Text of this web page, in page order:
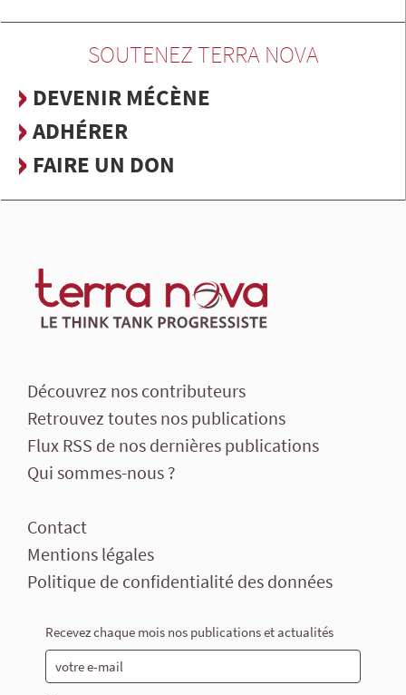
SOUTENEZ TERRA NOVA
DEVENIR MÉCÈNE
ADHÉRER
FAIRE UN DON
Découvrez nos contributeurs
Retrouvez toutes nos publications
Flux RSS de nos dernières publications
Qui sommes-nous ?
Contact
Mentions légales
Politique de confidentialité des données
Recevez chaque mois nos publications et actualités